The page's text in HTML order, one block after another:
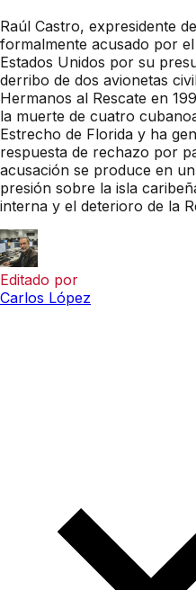
Raúl Castro, expresidente
formalmente acusado por
Estados Unidos por su
derribo de dos avionetas
Hermanos al Rescate en
la muerte de cuatro
Estrecho de Florida y ha
respuesta de rechazo por
acusación se produce en
presión sobre la isla
interna y el deterioro de la
Editado por
Carlos López